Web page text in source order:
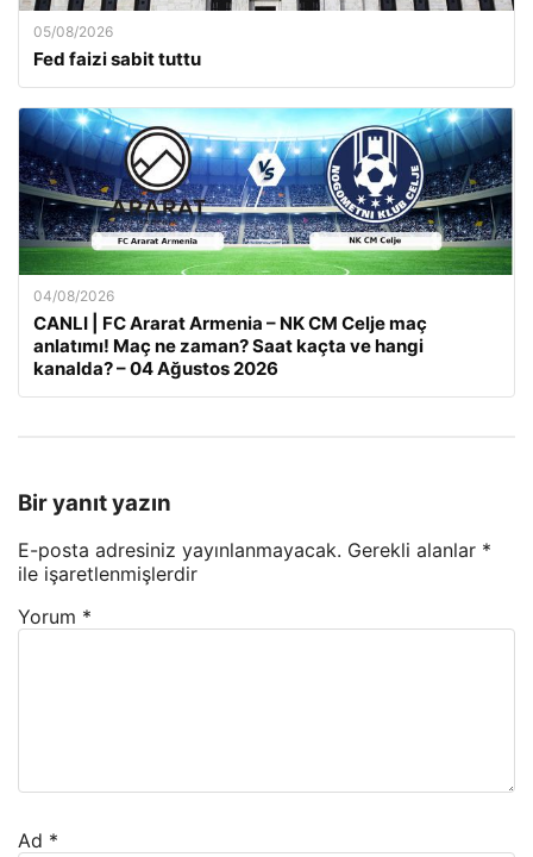
05/08/2026
Fed faizi sabit tuttu
04/08/2026
CANLI | FC Ararat Armenia – NK CM Celje maç
anlatımı! Maç ne zaman? Saat kaçta ve hangi
kanalda? – 04 Ağustos 2026
Bir yanıt yazın
E-posta adresiniz yayınlanmayacak. Gerekli alanlar *
ile işaretlenmişlerdir
Yorum *
Ad *